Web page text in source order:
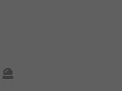
신고하기